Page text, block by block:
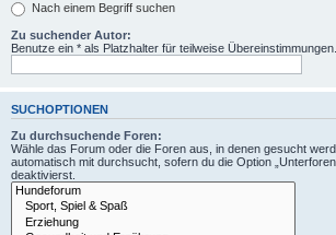
Nach einem Begriff suchen
Zu suchender Autor:
Benutze ein * als Platzhalter für teilweise Übereinstimmungen.
SUCHOPTIONEN
Zu durchsuchende Foren:
Wähle das Forum oder die Foren aus, in denen gesucht
automatisch mit durchsucht, sofern du die Option
deaktivierst.